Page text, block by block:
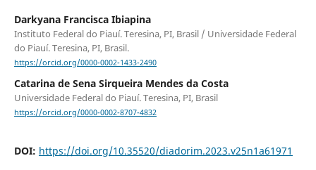
Darkyana Francisca Ibiapina
Instituto Federal do Piauí. Teresina, PI, Brasil / Universidade Federal
do Piauí. Teresina, PI, Brasil.
https://orcid.org/0000-0002-1433-2490
Catarina de Sena Sirqueira Mendes da Costa
Universidade Federal do Piauí. Teresina, PI, Brasil
https://orcid.org/0000-0002-8707-4832
DOI: https://doi.org/10.35520/diadorim.2023.v25n1a61971